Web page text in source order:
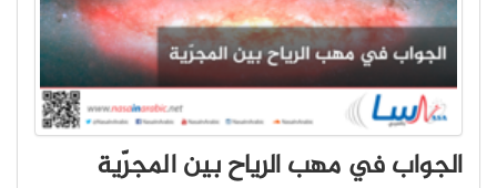
الجواب في مهب الرياح بين المجرّية